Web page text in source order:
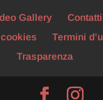
Gallery
Termini
Trasparenza